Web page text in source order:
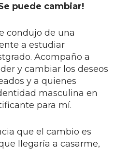
puede cambiar!
condujo de una
a estudiar
Acompaño a
y cambiar los deseos
y a quienes
masculina en
para mí.
que el cambio es
llegaría a casarme,